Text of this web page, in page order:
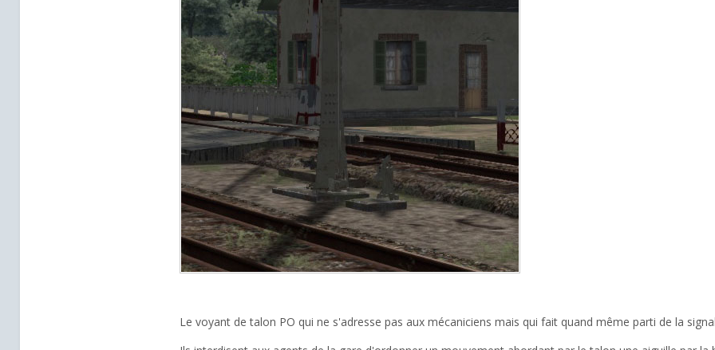
Le voyant de talon PO qui ne s'adresse pas aux mécaniciens mais qui fait quand même parti de la